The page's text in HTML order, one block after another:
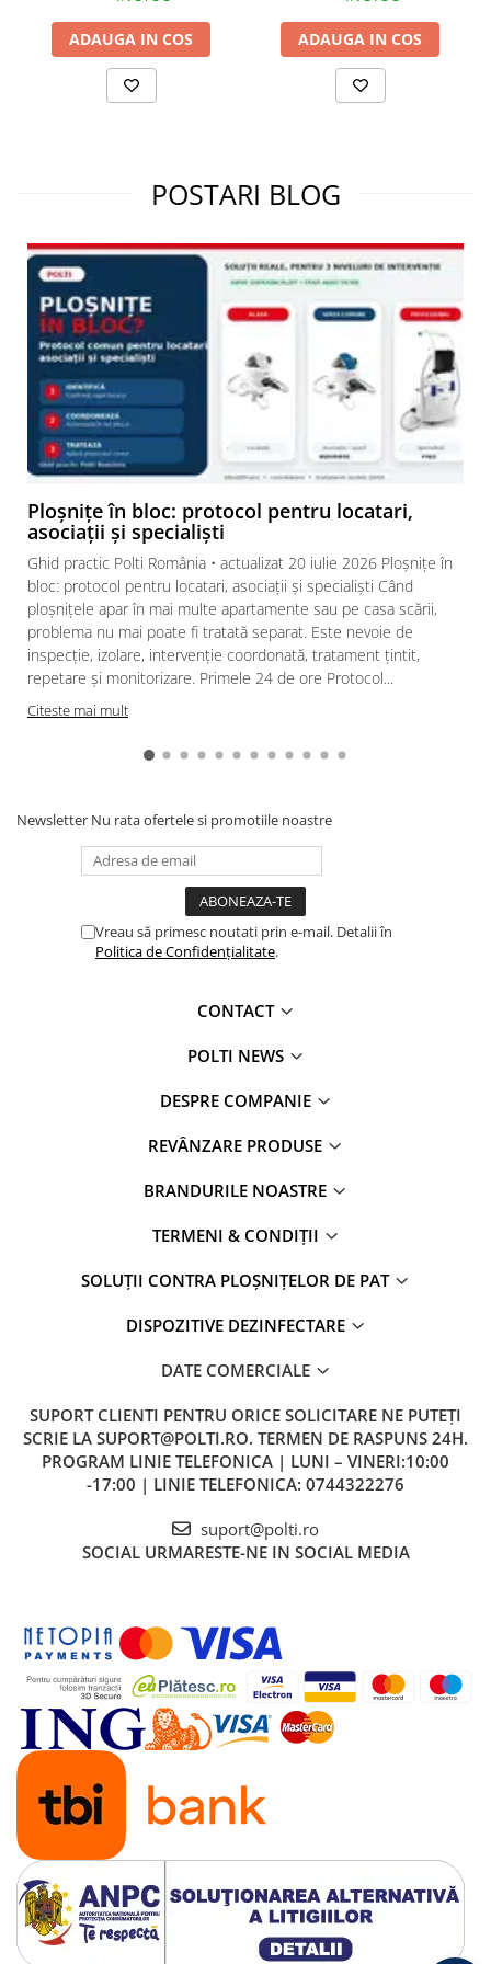
CURATARE PERSONALIZATA
Folositi functia de ajustare a aburului pentru a selecta cantitatea
potrivita de abur in functie de suprafetele pe care doriti sa le
curatati.
ACCESORII FABRICATE IN ITALIA
Bucurati-va de calitatea produselor fabricate in Italia. Accesoriile
incluse satisfac o multitudine de nevoi de curatare, deoarece pot
curata diferite suprafete (tigla, parchet, marmura, ceramica,
linoleum, ferestre, oglinzi, suprafete de cristal, plita, chiuvete,
robinete, dusuri, balcoane, radiatoare, obloane, gratare ,
dulapuri, usi, mobilier de gradina, draperii, plante si textile).
Accesorii in Dotare:
PERIE PARDOSELI
Perie indicata pentru curatat gresie, parchet, faianta, marmura
dar si covoare si mochete. Poate fi utilizata si impreuna cu o
PERIE PENRTU FERESTRE
Peria pentru ferestre, completa cu 2 insertii moi din cauciuc, ofera
Economisiti bani, deoarece detergentii nu mai sunt necesari.
Aceasta perie este speciala pentru curatat suprafetele mai mici.
excelente la curatat: suprafete tapitate, catifea si piele- de la o
distanta de siguranta, interioare auto, draperii, mici suprafete din
sticla, faianta, fatele dulapurilor, usi si alte mici suprafete.
Concentratorul de abur este perfect pentru curatenia
directionata. Folosit in combinatie cu mica perie de nylon aduce
un plus de forta abraziva.
LANCE ABUR
Se foloseste impreuna cu accesoriul concentrator de abur pentru
ADAUGA IN COS ADAUGA IN COS
POSTARI BLOG
Ploșnițe în bloc: protocol pentru locatari,
asociații și specialiști
Ghid practic Polti România • actualizat 20 iulie 2026 Ploșnițe în
bloc: protocol pentru locatari, asociații și specialiști Când
ploșnițele apar în mai multe apartamente sau pe casa scării,
problema nu mai poate fi tratată separat. Este nevoie de
inspecție, izolare, intervenție coordonată, tratament țintit,
repetare și monitorizare. Primele 24 de ore Protocol...
Citeste mai mult
Newsletter Nu rata ofertele si promotiile noastre
Vreau să primesc noutati prin e-mail. Detalii în
Politica de Confidențialitate.
CONTACT
POLTI NEWS
DESPRE COMPANIE
REVÂNZARE PRODUSE
BRANDURILE NOASTRE
TERMENI & CONDIȚII
SOLUȚII CONTRA PLOȘNIȚELOR DE PAT
DISPOZITIVE DEZINFECTARE
DATE COMERCIALE
SUPORT CLIENTI PENTRU ORICE SOLICITARE NE PUTEȚI
SCRIE LA SUPORT@POLTI.RO. TERMEN DE RASPUNS 24H.
PROGRAM LINIE TELEFONICA | LUNI – VINERI:10:00
-17:00 | LINIE TELEFONICA: 0744322276
suport@polti.ro
SOCIAL URMARESTE-NE IN SOCIAL MEDIA